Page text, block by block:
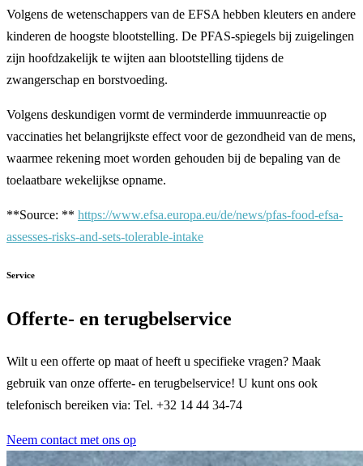
Volgens de wetenschappers van de EFSA hebben kleuters en andere
kinderen de hoogste blootstelling. De PFAS-spiegels bij zuigelingen
zijn hoofdzakelijk te wijten aan blootstelling tijdens de
zwangerschap en borstvoeding.
Volgens deskundigen vormt de verminderde immuunreactie op
vaccinaties het belangrijkste effect voor de gezondheid van de mens,
waarmee rekening moet worden gehouden bij de bepaling van de
toelaatbare wekelijkse opname.
**Source: ** https://www.efsa.europa.eu/de/news/pfas-food-efsa-
assesses-risks-and-sets-tolerable-intake
Service
Offerte- en terugbelservice
Wilt u een offerte op maat of heeft u specifieke vragen? Maak
gebruik van onze offerte- en terugbelservice! U kunt ons ook
telefonisch bereiken via: Tel. +32 14 44 34-74
Neem contact met ons op